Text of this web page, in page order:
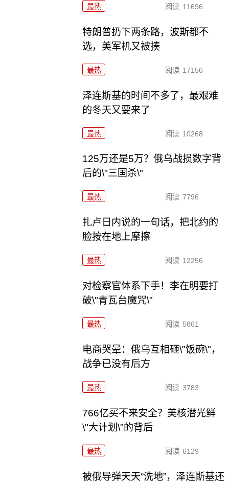
最热 阅读 11696
特朗普扔下两条路，波斯都不
选，美军机又被揍
最热 阅读 17156
泽连斯基的时间不多了，最艰难
的冬天又要来了
最热 阅读 10268
125万还是5万？俄乌战损数字背
后的\"三国杀\"
最热 阅读 7796
扎卢日内说的一句话，把北约的
脸按在地上摩擦
最热 阅读 12256
对检察官体系下手！李在明要打
破\"青瓦台魔咒\"
最热 阅读 5861
电商哭晕：俄乌互相砸\"饭碗\"，
战争已没有后方
最热 阅读 3783
766亿买不来安全？美核潜光鲜
\"大计划\"的背后
最热 阅读 6129
被俄导弹天天“洗地”，泽连斯基还